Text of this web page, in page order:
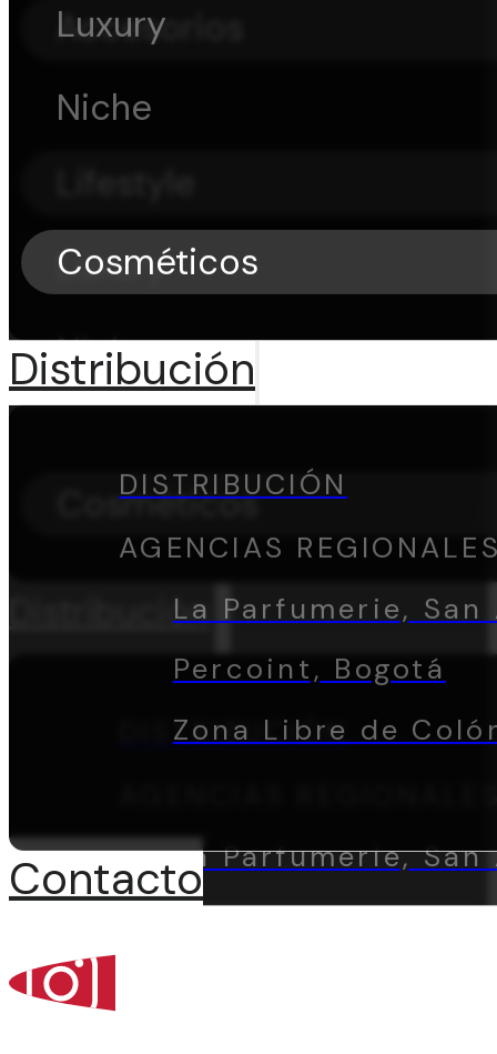
Accesorios
Luxury
Niche
Cosméticos
Distribución
DISTRIBUCIÓN
La Parfumerie,
Percoint, Bogotá
Luxury
Niche
Cosméticos
Distribución
DISTRIBUCIÓN
AGENCIAS
La Parfumerie,
Percoint, Bogotá
Zona Libre de
Contacto